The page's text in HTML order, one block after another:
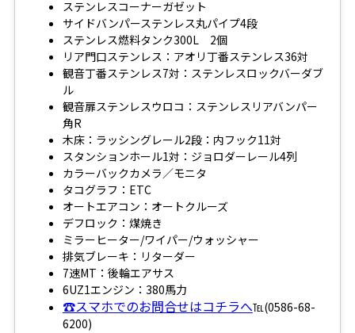
ステンレスコーナーガゼット
サイドバンパーステンレス丸パイプ4段
ステンレス燃料タンク300L 2個
リア門口ステンレス：アオリ丁番ステンレス36対
観音丁番ステンレス7対：ステンレスロックバーダブ
ル
観音扉ステンレスウロコ：ステンレスリアバンパー
角R
木床：ラッシングレール2段：内フック11対
スタンションホール1対：ジョロダーレール4列
カラーバックカメラ／モニタ
タコグラフ：ETC
オートエアコン：オートクルーズ
デフロック：煤焼き
ミラーヒーター/ワイパー/ウォッシャー
排気ブレーキ：リターダー
7速MT：後輪エアサス
6UZ1エンジン：380馬力
☎スマホでのお問合せはコチラへ℡(0586-68-
6200)